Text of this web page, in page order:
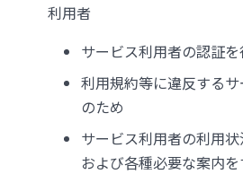
利用者
サービス利用者の認証
利用規約等に違反する
のため
サービス利用者の利用
および各種必要な案内